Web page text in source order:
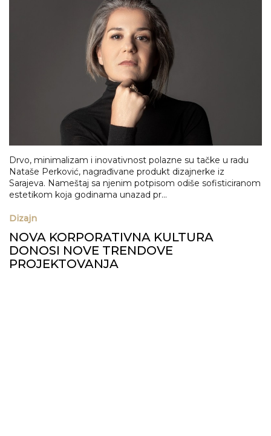
Drvo, minimalizam i inovativnost polazne su tačke u radu
Nataše Perković, nagrađivane produkt dizajnerke iz
Sarajeva. Nameštaj sa njenim potpisom odiše sofisticiranom
estetikom koja godinama unazad pr...
Dizajn
NOVA KORPORATIVNA KULTURA
DONOSI NOVE TRENDOVE
PROJEKTOVANJA